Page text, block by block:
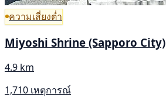
ความเสี่ยงต่ำ
Miyoshi Shrine (Sapporo City)
4.9 km
1,710 เหตุการณ์